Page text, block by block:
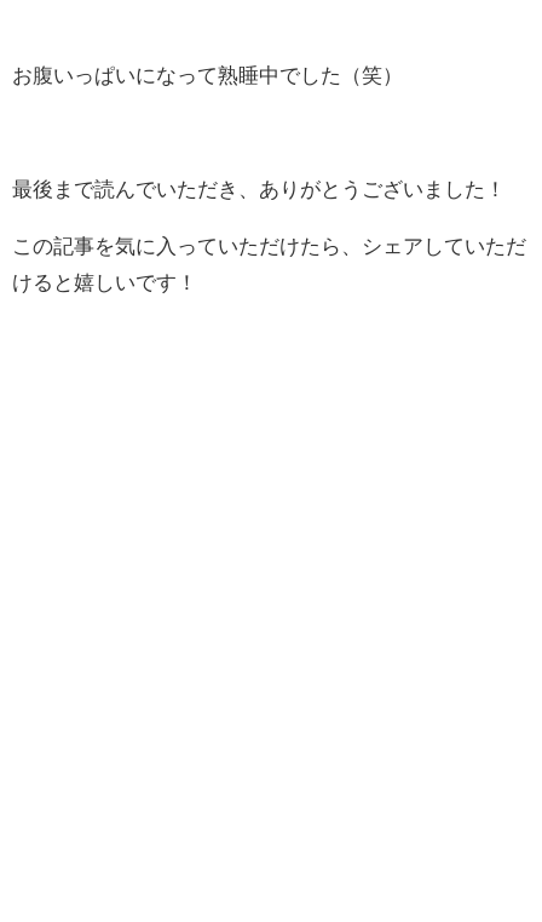
お腹いっぱいになって熟睡中でした（笑）
最後まで読んでいただき、ありがとうございました！
この記事を気に入っていただけたら、シェアしていただ
けると嬉しいです！